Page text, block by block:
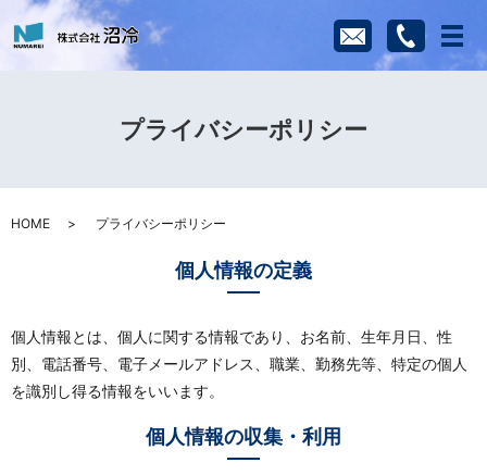
メ
プライバシーポリシー
HOME プライバシーポリシー
個人情報の定義
個人情報とは、個人に関する情報であり、お名前、生年月日、性
別、電話番号、電子メールアドレス、職業、勤務先等、特定の個人
を識別し得る情報をいいます。
個人情報の収集・利用